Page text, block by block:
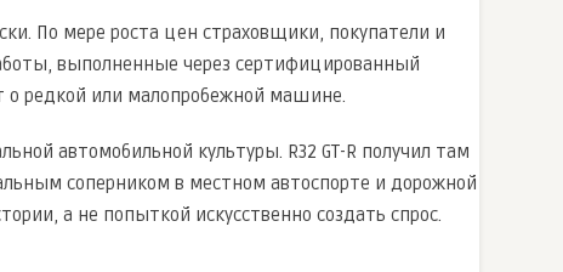
По мере роста цен страховщики, покупатели и
выполненные через сертифицированный
о редкой или малопробежной машине.
автомобильной культуры. R32 GT-R получил там
соперником в местном автоспорте и дорожной
а не попыткой искусственно создать спрос.